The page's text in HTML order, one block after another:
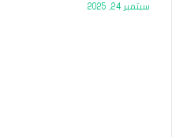
سبتمبر 24, 2025